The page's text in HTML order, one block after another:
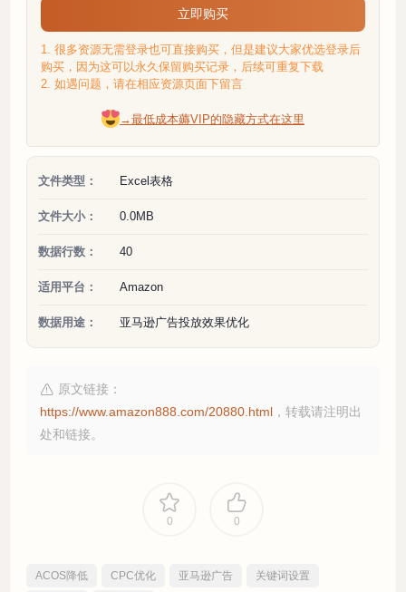
立即购买
1. 很多资源无需登录也可直接购买，但是建议大家优选登录后
购买，因为这可以永久保留购买记录，后续可重复下载
2. 如遇问题，请在相应资源页面下留言
→最低成本薅VIP的隐藏方式在这里
文件类型： Excel表格
文件大小： 0.0MB
数据行数： 40
适用平台： Amazon
数据用途： 亚马逊广告投放效果优化
原文链接：
https://www.amazon888.com/20880.html ，转载请注明出
处和链接。
0 0
ACOS降低 CPC优化 亚马逊广告 关键词设置